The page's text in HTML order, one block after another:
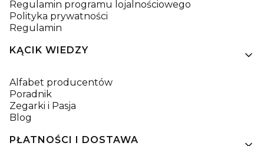
Regulamin programu lojalnościowego
Polityka prywatności
Regulamin
KĄCIK WIEDZY
Alfabet producentów
Poradnik
Zegarki i Pasja
Blog
PŁATNOŚCI I DOSTAWA